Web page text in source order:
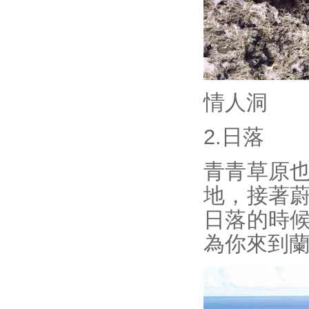
情人洞
2.日落
青青草原
地，接著
日落的時
為你來到